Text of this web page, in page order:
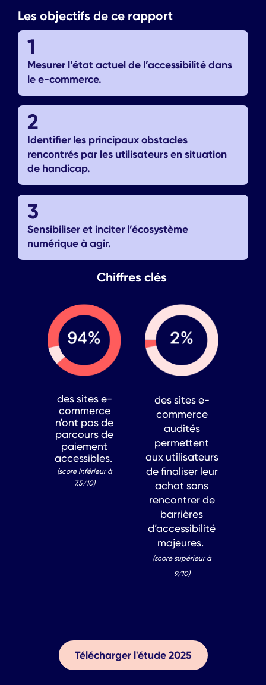
Les objectifs de ce rapport
1
Mesurer l’état actuel de l’accessibilité dans
le e-commerce.
2
Identifier les principaux obstacles
rencontrés par les utilisateurs en situation
de handicap.
3
Sensibiliser et inciter l’écosystème
numérique à agir.
Chiffres clés
des sites e-
commerce
n'ont pas de
parcours de
paiement
accessibles.
(score inférieur à
7.5/10)
des sites e-
commerce
audités
permettent
aux utilisateurs
de finaliser leur
achat sans
rencontrer de
barrières
d’accessibilité
majeures.
(score supérieur à
9/10)
Télécharger l'étude 2025